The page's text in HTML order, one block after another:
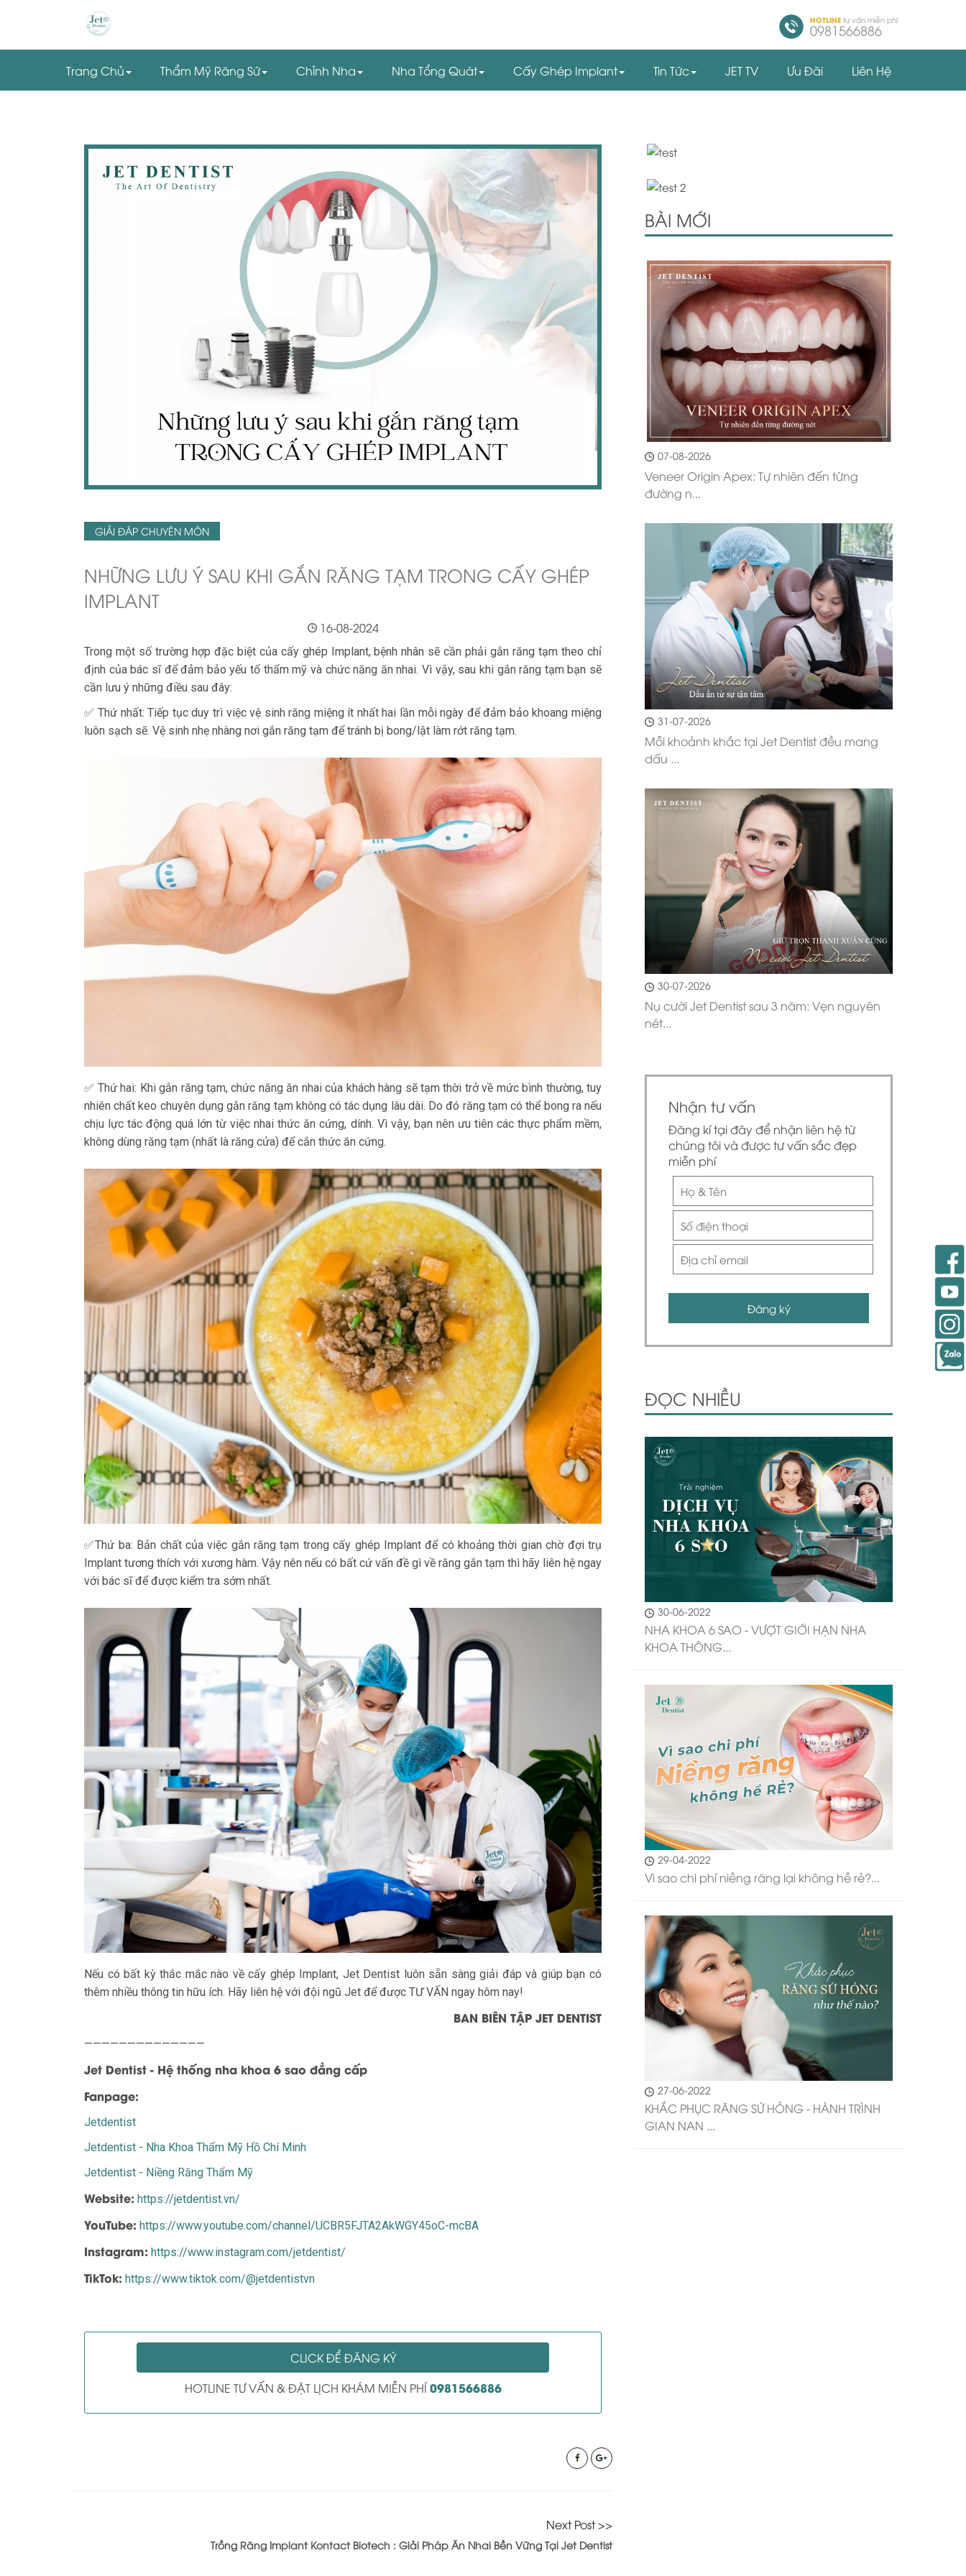
HOTLINE tư vấn miễn phí
0981566886
Trang Chủ Thẩm Mỹ Răng Sứ Chỉnh Nha Nha Tổng Quát Cấy Ghép Implant Tin Tức JET TV Ưu Đãi Liên Hệ
GIẢI ĐÁP CHUYÊN MÔN
NHỮNG LƯU Ý SAU KHI GẮN RĂNG TẠM TRONG CẤY GHÉP
IMPLANT
16-08-2024
Trong một số trường hợp đặc biệt của cấy ghép Implant, bệnh nhân sẽ cần phải gắn răng tạm theo chỉ
định của bác sĩ để đảm bảo yếu tố thẩm mỹ và chức năng ăn nhai. Vì vậy, sau khi gắn răng tạm bạn sẽ
cần lưu ý những điều sau đây:
✅ Thứ nhất: Tiếp tục duy trì việc vệ sinh răng miệng ít nhất hai lần mỗi ngày để đảm bảo khoang miệng
luôn sạch sẽ. Vệ sinh nhẹ nhàng nơi gắn răng tạm để tránh bị bong/lật làm rớt răng tạm.
✅ Thứ hai: Khi gắn răng tạm, chức năng ăn nhai của khách hàng sẽ tạm thời trở về mức bình thường, tuy
nhiên chất keo chuyên dụng gắn răng tạm không có tác dụng lâu dài. Do đó răng tạm có thể bong ra nếu
chịu lực tác động quá lớn từ việc nhai thức ăn cứng, dính. Vì vậy, bạn nên ưu tiên các thực phẩm mềm,
không dùng răng tạm (nhất là răng cửa) để cắn thức ăn cứng.
✅Thứ ba: Bản chất của việc gắn răng tạm trong cấy ghép Implant để có khoảng thời gian chờ đợi trụ
Implant tương thích với xương hàm. Vậy nên nếu có bất cứ vấn đề gì về răng gắn tạm thì hãy liên hệ ngay
với bác sĩ để được kiểm tra sớm nhất.
Nếu có bất kỳ thắc mắc nào về cấy ghép Implant, Jet Dentist luôn sẵn sàng giải đáp và giúp bạn có
thêm nhiều thông tin hữu ích. Hãy liên hệ với đội ngũ Jet để được TƯ VẤN ngay hôm nay!
BAN BIÊN TẬP JET DENTIST
——————————————
Jet Dentist - Hệ thống nha khoa 6 sao đẳng cấp
Fanpage:
Jetdentist
Jetdentist - Nha Khoa Thẩm Mỹ Hồ Chí Minh
Jetdentist - Niềng Răng Thẩm Mỹ
Website: https://jetdentist.vn/
YouTube: https://www.youtube.com/channel/UCBR5FJTA2AkWGY45oC-mcBA
Instagram: https://www.instagram.com/jetdentist/
TikTok: https://www.tiktok.com/@jetdentistvn
CLICK ĐỂ ĐĂNG KÝ
HOTLINE TƯ VẤN & ĐẶT LỊCH KHÁM MIỄN PHÍ0981566886
Next Post >>
Trồng Răng Implant Kontact Biotech : Giải Pháp Ăn Nhai Bền Vững Tại Jet Dentist
BÀI MỚI
07-08-2026
Veneer Origin Apex: Tự nhiên đến từng
đường n...
31-07-2026
Mỗi khoảnh khắc tại Jet Dentist đều mang
dấu ...
30-07-2026
Nụ cười Jet Dentist sau 3 năm: Vẹn nguyên
nét...
Nhận tư vấn
Đăng kí tại đây để nhận liên hệ từ
chúng tôi và được tư vấn sắc đẹp
miễn phí
Đăng ký
ĐỌC NHIỀU
30-06-2022
NHA KHOA 6 SAO - VƯỢT GIỚI HẠN NHA
KHOA THÔNG...
29-04-2022
Vì sao chi phí niềng răng lại không hề rẻ?...
27-06-2022
KHẮC PHỤC RĂNG SỨ HỎNG - HÀNH TRÌNH
GIAN NAN ...